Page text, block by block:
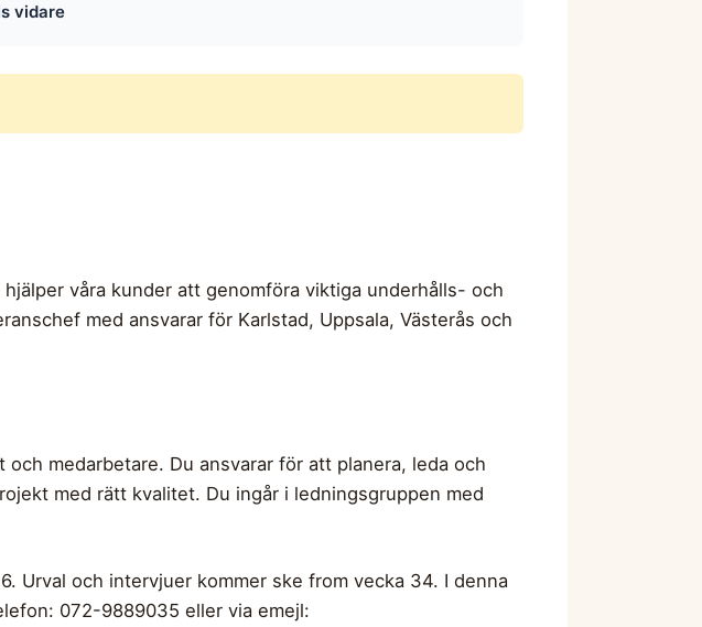
vidare
våra kunder att genomföra viktiga underhålls- och
med ansvarar för Karlstad, Uppsala, Västerås och
medarbetare. Du ansvarar för att planera, leda och
med rätt kvalitet. Du ingår i ledningsgruppen med
Urval och intervjuer kommer ske from vecka 34. I denna
072-9889035 eller via emejl: